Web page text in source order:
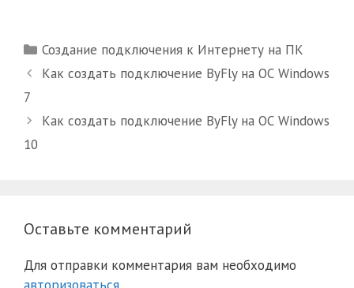
Рубрики
Создание подключения к Интернету на ПК
Как создать подключение ByFly на ОС Windows
7
Как создать подключение ByFly на ОС Windows
10
Оставьте комментарий
Для отправки комментария вам необходимо